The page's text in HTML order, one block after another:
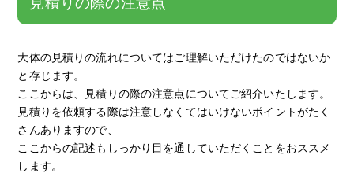
大体の見積りの流れについてはご理解いただけたのではないか
と存じます。
ここからは、見積りの際の注意点についてご紹介いたします。
見積りを依頼する際は注意しなくてはいけないポイントがたく
さんありますので、
ここからの記述もしっかり目を通していただくことをおススメ
します。